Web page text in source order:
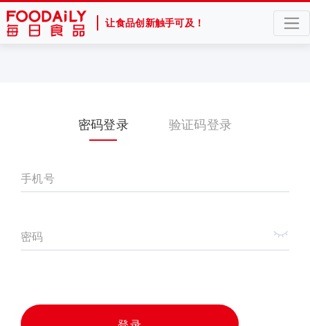
让食品创新触手可及！
密码登录 验证码登录
手机号
密码